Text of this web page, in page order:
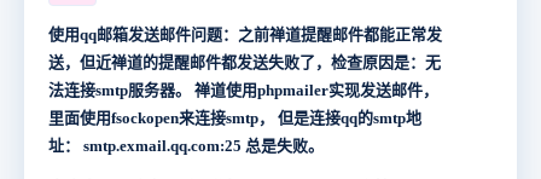
使用qq邮箱发送邮件问题：之前禅道提醒邮件都能正常发
送，但近禅道的提醒邮件都发送失败了，检查原因是：无
法连接smtp服务器。 禅道使用phpmailer实现发送邮件，
里面使用fsockopen来连接smtp， 但是连接qq的smtp地
址： smtp.exmail.qq.com:25 总是失败。